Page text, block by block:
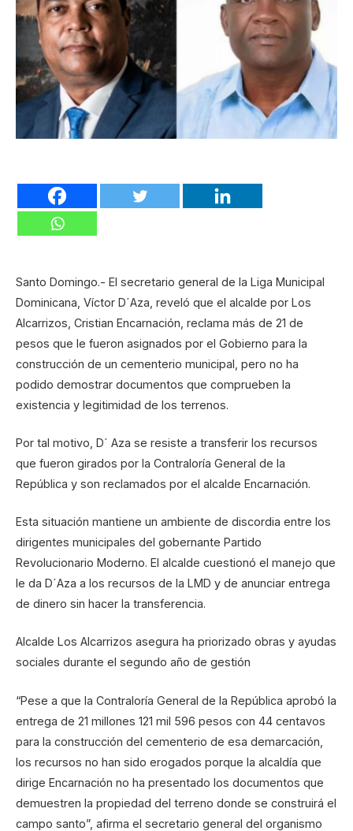
Santo Domingo.- El secretario general de la Liga Municipal
Dominicana, Víctor D´Aza, reveló que el alcalde por Los
Alcarrizos, Cristian Encarnación, reclama más de 21 de
pesos que le fueron asignados por el Gobierno para la
construcción de un cementerio municipal, pero no ha
podido demostrar documentos que comprueben la
existencia y legitimidad de los terrenos.
Por tal motivo, D´ Aza se resiste a transferir los recursos
que fueron girados por la Contraloría General de la
República y son reclamados por el alcalde Encarnación.
Esta situación mantiene un ambiente de discordia entre los
dirigentes municipales del gobernante Partido
Revolucionario Moderno. El alcalde cuestionó el manejo que
le da D´Aza a los recursos de la LMD y de anunciar entrega
de dinero sin hacer la transferencia.
Alcalde Los Alcarrizos asegura ha priorizado obras y ayudas
sociales durante el segundo año de gestión
“Pese a que la Contraloría General de la República aprobó la
entrega de 21 millones 121 mil 596 pesos con 44 centavos
para la construcción del cementerio de esa demarcación,
los recursos no han sido erogados porque la alcaldía que
dirige Encarnación no ha presentado los documentos que
demuestren la propiedad del terreno donde se construirá el
campo santo”, afirma el secretario general del organismo